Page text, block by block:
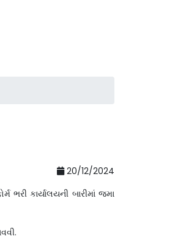
20/12/2024
કાર્યાલયની બારીમાં જમા